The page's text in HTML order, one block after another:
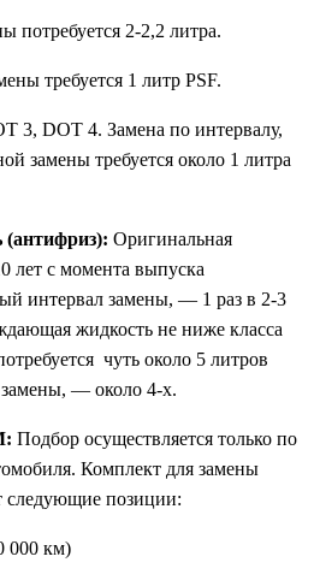
2-2,2 литра.
требуется 1 литр PSF.
3, DOT 4. Замена по интервалу,
замены требуется около 1 литра
Оригинальная
лет с момента выпуска
интервал замены, — 1 раз в 2-3
жидкость не ниже класса
чуть около 5 литров
— около 4-х.
Подбор осуществляется только по
Комплект для замены
следующие позиции:
000 км)